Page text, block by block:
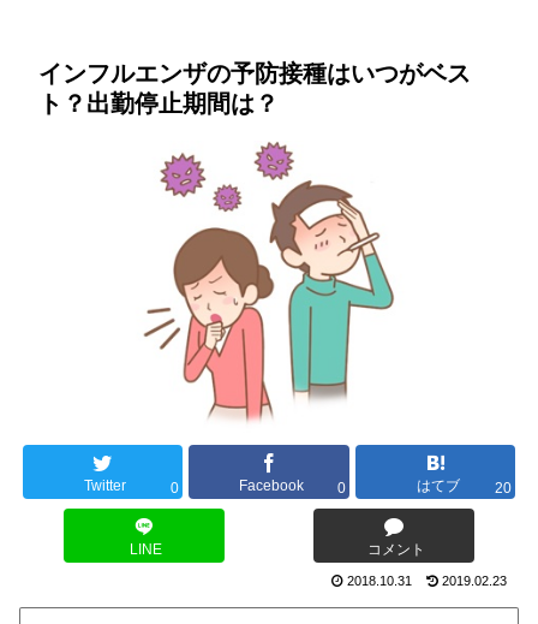
インフルエンザの予防接種はいつがベス
ト？出勤停止期間は？
Twitter 0 Facebook 0 はてブ 20
LINE コメント
2018.10.31 2019.02.23